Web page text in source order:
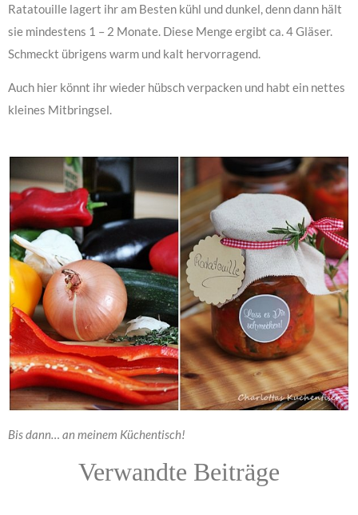
Ratatouille lagert ihr am Besten kühl und dunkel, denn dann hält
sie mindestens 1 – 2 Monate. Diese Menge ergibt ca. 4 Gläser.
Schmeckt übrigens warm und kalt hervorragend.
Auch hier könnt ihr wieder hübsch verpacken und habt ein nettes
kleines Mitbringsel.
Bis dann… an meinem Küchentisch!
Verwandte Beiträge